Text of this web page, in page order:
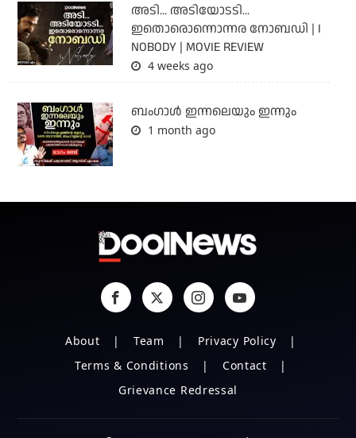
അടി... അടിയോടടി...
ഇതൊരൊന്നൊന്നര നോബഡി | I
NOBODY | MOVIE REVIEW
4 weeks ago
ബംഗാള്‍ ഇന്നലെയും ഇന്നും
1 month ago
About Team
Privacy Policy
Terms & Conditions
Contact
Grievance Redressal